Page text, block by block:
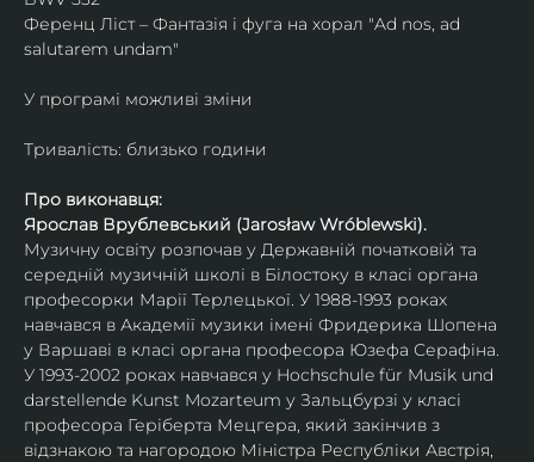
Ференц Ліст – Фантазія і фуга на хорал "Ad nos, ad
salutarem undam"
У програмі можливі зміни
Тривалість: близько години
Про виконавця:
Ярослав Врублевський (Jarosław Wróblewski).
Музичну освіту розпочав у Державній початковій та
середній музичній школі в Білостоку в класі органа
професорки Марії Терлецької. У 1988-1993 роках
навчався в Академії музики імені Фридерика Шопена
у Варшаві в класі органа професора Юзефа Серафіна.
У 1993-2002 роках навчався у Hochschule für Musik und
darstellende Kunst Mozarteum у Зальцбурзі у класі
професора Геріберта Мецгера, який закінчив з
відзнакою та нагородою Міністра Республіки Австрія,